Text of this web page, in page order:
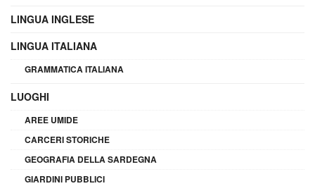
LINGUA INGLESE
LINGUA ITALIANA
GRAMMATICA ITALIANA
LUOGHI
AREE UMIDE
CARCERI STORICHE
GEOGRAFIA DELLA SARDEGNA
GIARDINI PUBBLICI